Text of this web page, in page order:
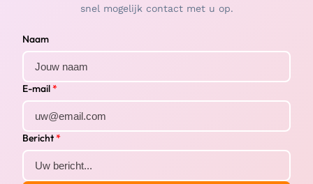
snel mogelijk contact met u op.
Naam
E-mail*
Bericht*